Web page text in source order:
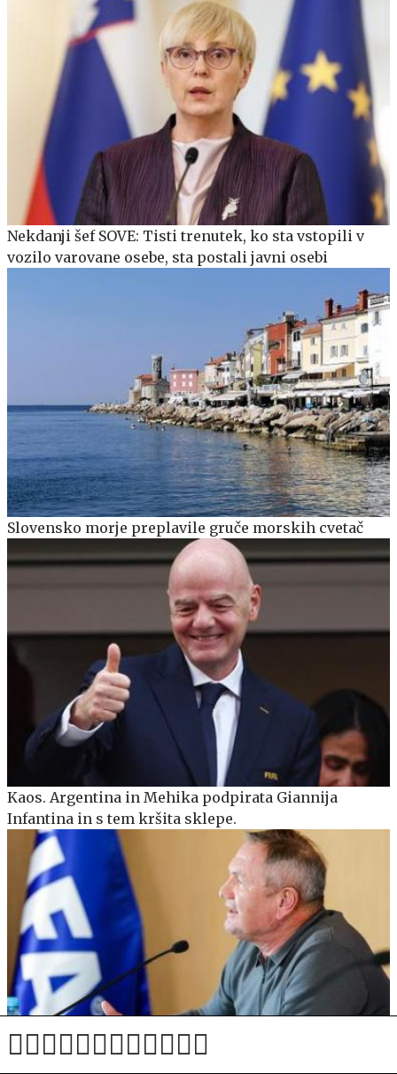
Nekdanji šef SOVE: Tisti trenutek, ko sta vstopili v
vozilo varovane osebe, sta postali javni osebi
Slovensko morje preplavile gruče morskih cvetač
Kaos. Argentina in Mehika podpirata Giannija
Infantina in s tem kršita sklepe.